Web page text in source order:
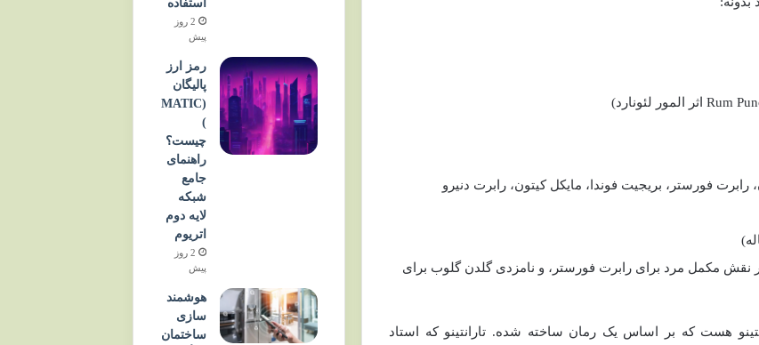
فورستر، بریجیت فوندا، مایکل کیتون، رابرت دنیرو
نقش مکمل مرد برای رابرت فورستر، و نامزدی گلدن گلوب برای
هست که بر اساس یک رمان ساخته شده. تارانتینو که استاد
استفاده
2 روز
پیش
رمز ارز
پالیگان
(MATIC
)
چیست؟
راهنمای
جامع
شبکه
لایه دوم
اتریوم
2 روز
پیش
هوشمند
سازی
ساختمان